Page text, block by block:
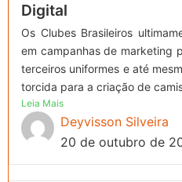
Digital
Os Clubes Brasileiros
em campanhas de marketing
terceiros uniformes e até
torcida para a criação de
Leia Mais
Deyvisson Silveira
20 de outubro de